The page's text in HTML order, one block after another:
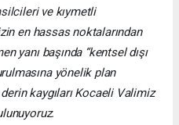
ve kıymetli
en hassas noktalarından
yanı başında “kentsel dışı
yönelik plan
kaygıları Kocaeli Valimiz